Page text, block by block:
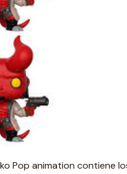
Pop animation contiene